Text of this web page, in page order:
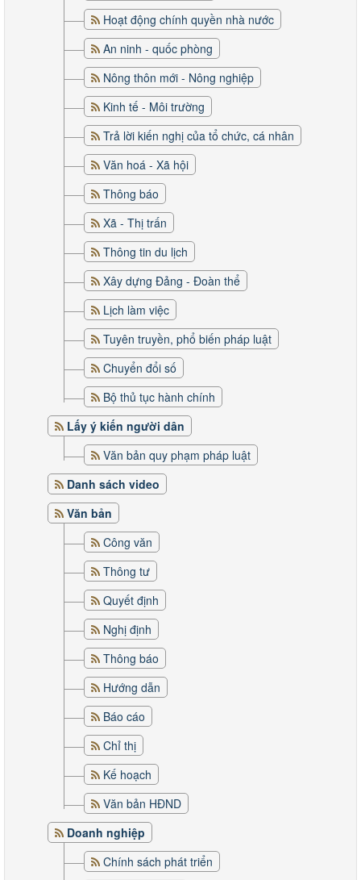
Hoạt động chính quyền nhà nước
An ninh - quốc phòng
Nông thôn mới - Nông nghiệp
Kinh tế - Môi trường
Trả lời kiến nghị của tổ chức, cá nhân
Văn hoá - Xã hội
Thông báo
Xã - Thị trấn
Thông tin du lịch
Xây dựng Đảng - Đoàn thể
Lịch làm việc
Tuyên truyền, phổ biến pháp luật
Chuyển đổi số
Bộ thủ tục hành chính
Lấy ý kiến người dân
Văn bản quy phạm pháp luật
Danh sách video
Văn bản
Công văn
Thông tư
Quyết định
Nghị định
Thông báo
Hướng dẫn
Báo cáo
Chỉ thị
Kế hoạch
Văn bản HĐND
Doanh nghiệp
Chính sách phát triển